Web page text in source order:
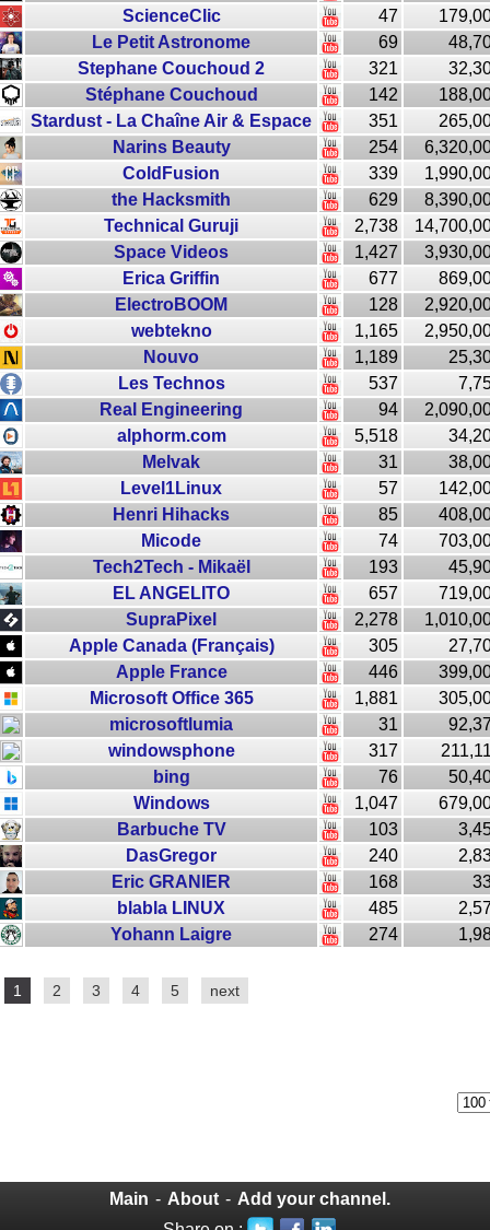
ScienceClic
47
Le Petit Astronome
69
Stephane Couchoud 2
321
Stéphane Couchoud
142
Stardust - La Chaîne Air & Espace
351
Narins Beauty
254
ColdFusion
339
the Hacksmith
629
Technical Guruji
2,738
Space Videos
1,427
Erica Griffin
677
ElectroBOOM
128
webtekno
1,165
Nouvo
1,189
Les Technos
537
Real Engineering
94
alphorm.com
5,518
Melvak
31
Level1Linux
57
Henri Hihacks
85
Micode
74
Tech2Tech - Mikaël
193
EL ANGELITO
657
SupraPixel
2,278
Apple Canada (Français)
305
Apple France
446
Microsoft Office 365
1,881
microsoftlumia
31
windowsphone
317
bing
76
Windows
1,047
Barbuche TV
103
DasGregor
240
Eric GRANIER
168
blabla LINUX
485
Yohann Laigre
274
1 2 3 4 5 next
Main - About - Add your channel.